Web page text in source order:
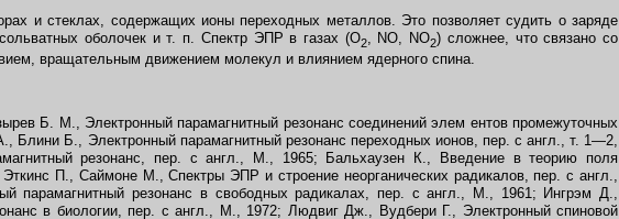
и стеклах, содержащих ионы переходных металлов. Это позволяет судить о заряде
оболочек и т. п. Спектр ЭПР в газах (O2, NO, NO2) сложнее, что связано со
вращательным движением молекул и влиянием ядерного спина.
Б. М., Электронный парамагнитный резонанс соединений элем ентов промежуточных
Блини Б., Электронный парамагнитный резонанс переходных ионов, пер. с англ., т. 1—2,
резонанс, пер. с англ., М., 1965; Бальхаузен К., Введение в теорию поля
П., Саймоне М., Спектры ЭПР и строение неорганических радикалов, пер. с англ.,
парамагнитный резонанс в свободных радикалах, пер. с англ., М., 1961; Ингрэм Д.,
в биологии, пер. с англ., М., 1972; Людвиг Дж., Вудбери Г., Электронный спиновой